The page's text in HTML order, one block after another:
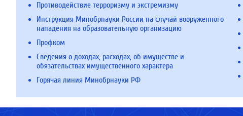
Противодействие терроризму и экстремизму
Инструкция Минобрнауки России на случай вооруженного
нападения на образовательную организацию
Профком
Сведения о доходах, расходах, об имуществе и
обязательствах имущественного характера
Горячая линия Минобрнауки РФ